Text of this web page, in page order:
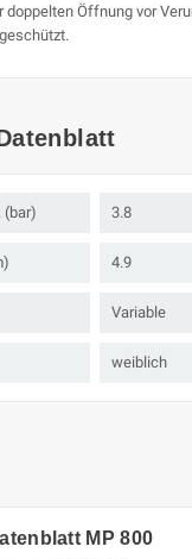
doppelten Öffnung vor
(bar) 3.8
4.9
Variable
weiblich
MP 800